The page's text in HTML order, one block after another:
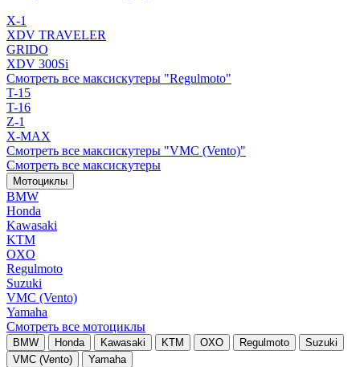
X-1
XDV TRAVELER
GRIDO
XDV 300Si
Смотреть все максискутеры "Regulmoto"
T-15
T-16
Z-1
X-MAX
Смотреть все максискутеры "VMC (Vento)"
Смотреть все максискутеры
Мотоциклы
BMW
Honda
Kawasaki
KTM
OXO
Regulmoto
Suzuki
VMC (Vento)
Yamaha
Смотреть все мотоциклы
BMW Honda Kawasaki KTM OXO Regulmoto
Suzuki
VMC (Vento)
Yamaha